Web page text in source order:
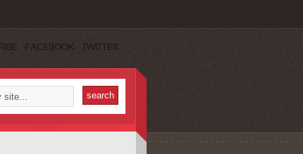
FACEBOOK TWITTER